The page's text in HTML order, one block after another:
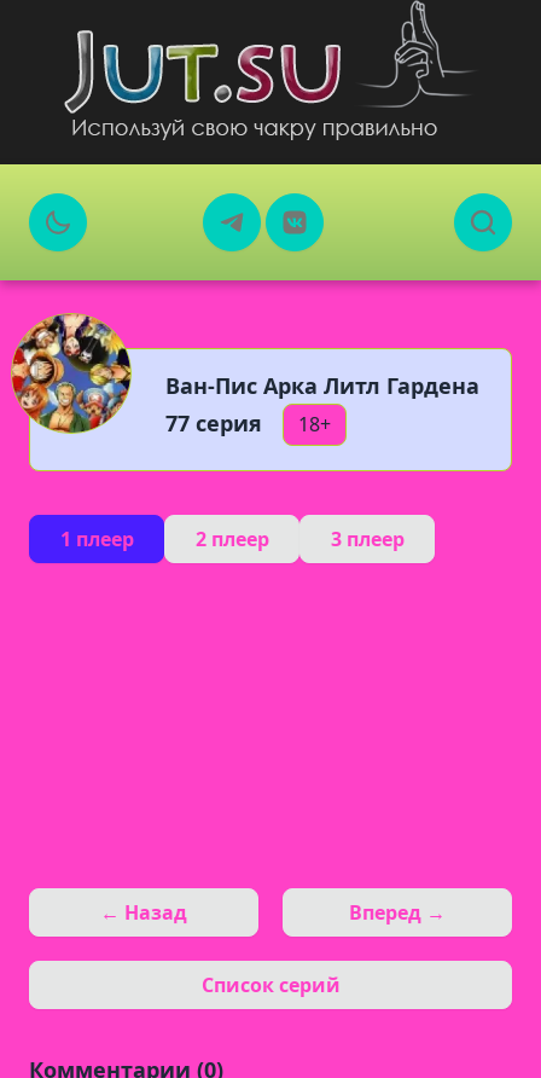
Ван-Пис Арка Литл Гардена
77 серия
18+
1 плеер 2 плеер 3 плеер
← Назад
Список серий
Вперед →
Комментарии (0)